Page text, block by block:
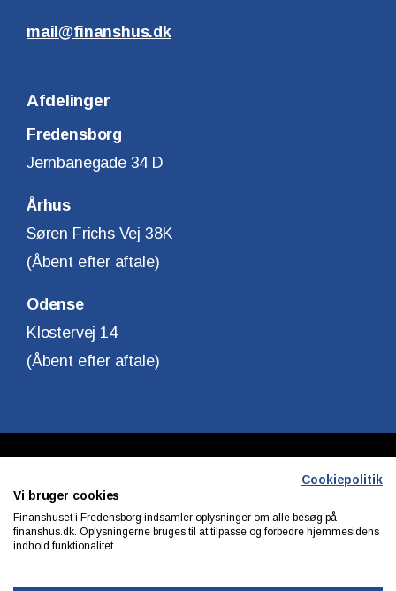
mail@finanshus.dk
Afdelinger
Fredensborg
Jernbanegade 34 D
Århus
Søren Frichs Vej 38K
(Åbent efter aftale)
Odense
Klostervej 14
(Åbent efter aftale)
CVR. Nr. 10140315
Cookiepolitik
Vi bruger cookies
Finanshuset i Fredensborg indsamler oplysninger om alle besøg på
finanshus.dk. Oplysningerne bruges til at tilpasse og forbedre hjemmesidens
indhold funktionalitet.